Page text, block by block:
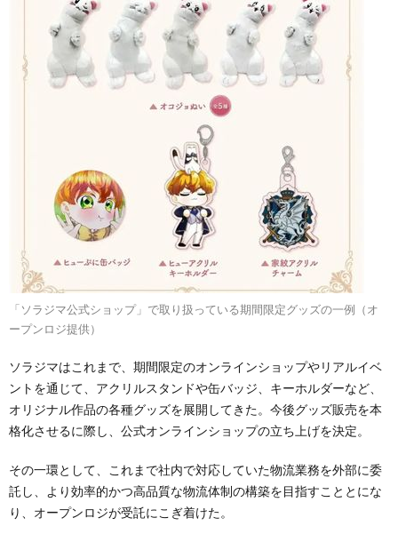
「ソラジマ公式ショップ」で取り扱っている期間限定グッズの一例（オ
ープンロジ提供）
ソラジマはこれまで、期間限定のオンラインショップやリアルイベ
ントを通じて、アクリルスタンドや缶バッジ、キーホルダーなど、
オリジナル作品の各種グッズを展開してきた。今後グッズ販売を本
格化させるに際し、公式オンラインショップの立ち上げを決定。
その一環として、これまで社内で対応していた物流業務を外部に委
託し、より効率的かつ高品質な物流体制の構築を目指すこととにな
り、オープンロジが受託にこぎ着けた。